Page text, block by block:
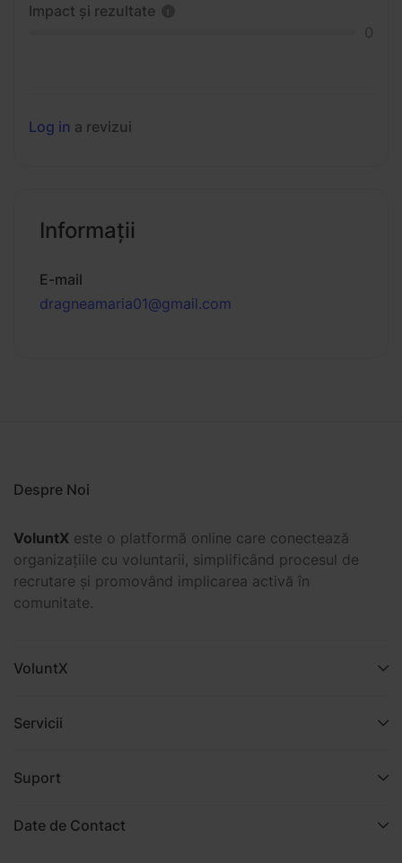
Impact și rezultate
Log in a revizui
Informaţii
E-mail
dragneamaria01@gmail.com
Despre Noi
VoluntX este o platformă online care conectează
organizațiile cu voluntarii, simplificând procesul de
recrutare și promovând implicarea activă în
comunitate.
VoluntX
Servicii
Suport
Date de Contact